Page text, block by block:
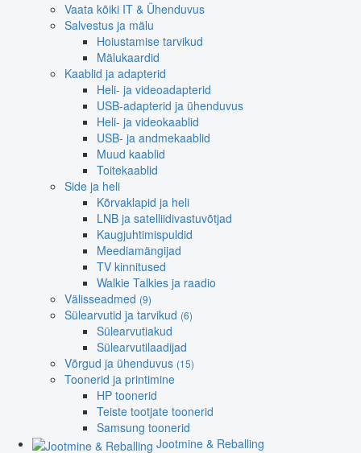
Vaata kõiki IT & Ühenduvus
Salvestus ja mälu
Hoiustamise tarvikud
Mälukaardid
Kaablid ja adapterid
Heli- ja videoadapterid
USB-adapterid ja ühenduvus
Heli- ja videokaablid
USB- ja andmekaablid
Muud kaablid
Toitekaablid
Side ja heli
Kõrvaklapid ja heli
LNB ja satelliidivastuvõtjad
Kaugjuhtimispuldid
Meediamängijad
TV kinnitused
Walkie Talkies ja raadio
Välisseadmed (9)
Sülearvutid ja tarvikud (6)
Sülearvutiakud
Sülearvutilaadijad
Võrgud ja ühenduvus (15)
Toonerid ja printimine
HP toonerid
Teiste tootjate toonerid
Samsung toonerid
Jootmine & Reballing